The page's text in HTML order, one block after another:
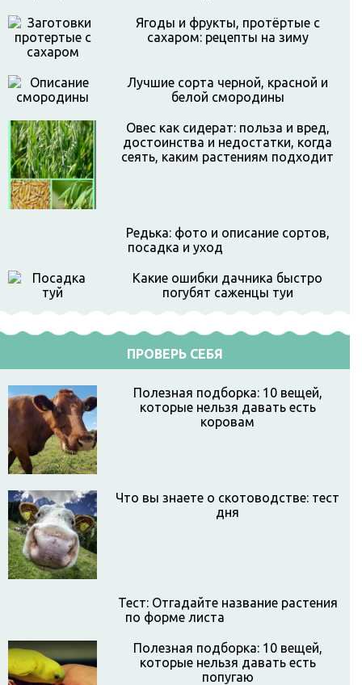
Ягоды и фрукты, протёртые с
сахаром: рецепты на зиму
Лучшие сорта черной, красной и
белой смородины
Овес как сидерат: польза и вред,
достоинства и недостатки, когда
сеять, каким растениям подходит
Редька: фото и описание сортов,
посадка и уход
Какие ошибки дачника быстро
погубят саженцы туи
ПРОВЕРЬ СЕБЯ
Полезная подборка: 10 вещей,
которые нельзя давать есть
коровам
Что вы знаете о скотоводстве: тест
дня
Тест: Отгадайте название растения
по форме листа
Полезная подборка: 10 вещей,
которые нельзя давать есть
попугаю